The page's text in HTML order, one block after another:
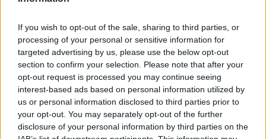
If you wish to opt-out of the sale, sharing to third parties, or
processing of your personal or sensitive information for
targeted advertising by us, please use the below opt-out
section to confirm your selection. Please note that after your
opt-out request is processed you may continue seeing
interest-based ads based on personal information utilized by
us or personal information disclosed to third parties prior to
your opt-out. You may separately opt-out of the further
disclosure of your personal information by third parties on the